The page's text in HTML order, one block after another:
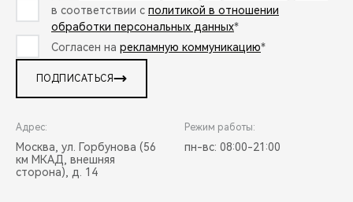
в соответствии с политикой в отношении
обработки персональных данных*
Согласен на рекламную коммуникацию*
ПОДПИСАТЬСЯ
Адрес:
Москва, ул. Горбунова (56
км МКАД, внешняя
сторона), д. 14
Режим работы:
пн-вс: 08:00-21:00